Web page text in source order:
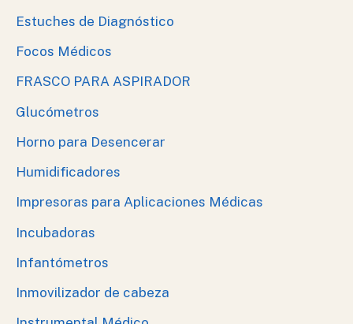
Estuches de Diagnóstico
Focos Médicos
FRASCO PARA ASPIRADOR
Glucómetros
Horno para Desencerar
Humidificadores
Impresoras para Aplicaciones Médicas
Incubadoras
Infantómetros
Inmovilizador de cabeza